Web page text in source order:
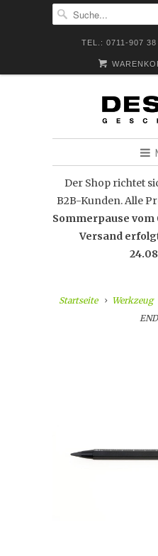
TEL.: 0711-907 38
Der Shop richtet
B2B-Kunden. Alle
Sommerpause vom
Versand
Startseite Werkzeug